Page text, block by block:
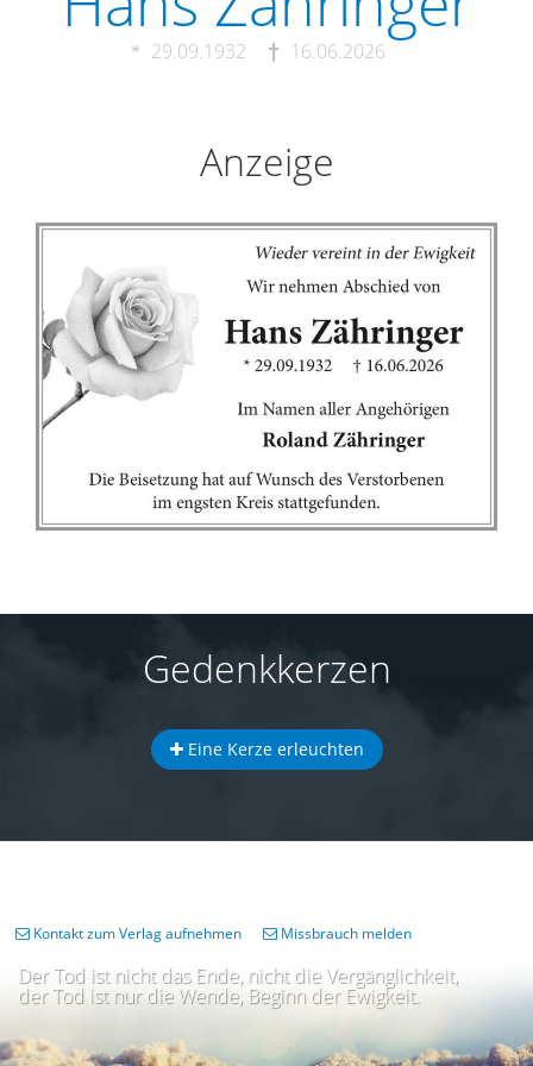
29.09.1932 16.06.2026
Anzeige
Gedenkkerzen
Eine Kerze erleuchten
Der Tod ist nicht das Ende, nicht die Vergänglichkeit,
der Tod ist nur die Wende, Beginn der Ewigkeit.
Kontakt zum Verlag aufnehmen Missbrauch melden